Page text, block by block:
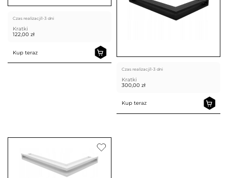
Czas realizacji1-3 dni
Kratki
122,00 zł
Kup teraz
Czas realizacji1-3 dni
Kratki
300,00 zł
Kup teraz